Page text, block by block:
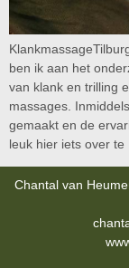
ben ik aan het
van klank en trilling
massages.
gemaakt en de
leuk hier iets over
Chantal van